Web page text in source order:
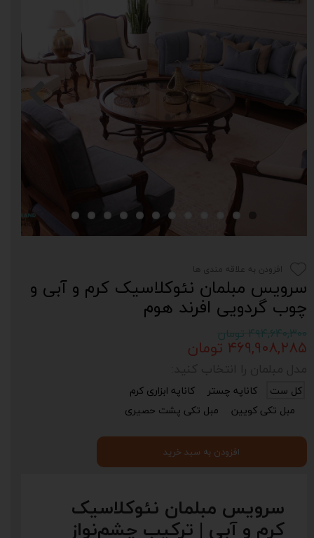
سرویس مبلمان نئوکلاسیک کرم و آبی و
چوب گردویی افرند هوم
۴۹۴,۶۴۰,۳۰۰ تومان
۴۶۹,۹۰۸,۲۸۵ تومان
سرویس مبلمان نئوکلاسیک
کرم و آبی | ترکیب چشم‌نواز
کل ست کاناپه چستر
کاناپه ابزاری کرم
مبل تکی کویین
مبل تکی پشت حصیری
افزودن به سبد خرید
افزودن به علاقه مندی ها